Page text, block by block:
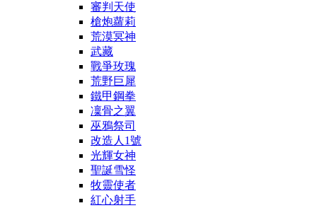
審判天使
槍炮蘿莉
荒漠冥神
武藏
戰爭玫瑰
荒野巨犀
鐵甲鋼拳
凜骨之翼
巫鴉祭司
改造人1號
光輝女神
聖誕雪怪
牧靈使者
紅心射手